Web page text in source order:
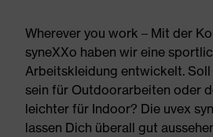
Wherever you work – Mit der
syneXXo haben wir eine
Arbeitskleidung entwickelt.
sein für Outdoorarbeiten oder
leichter für Indoor? Die uvex
lassen Dich überall gut